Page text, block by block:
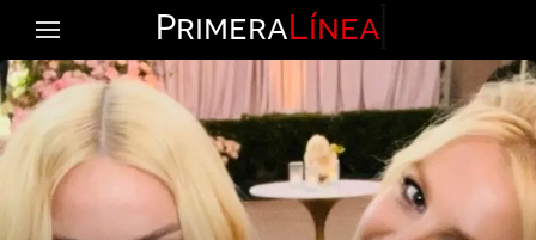
PrimeraLínea